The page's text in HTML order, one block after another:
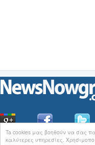
Ta cookies μας βοηθούν να σας
καλύτερες υπηρεσίες.